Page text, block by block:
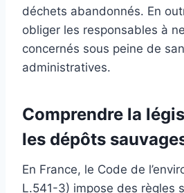
déchets abandonnés. En
obliger les responsables à
concernés sous peine de
administratives.
Comprendre la
les dépôts
En France, le Code de
L.541-3) impose des règles